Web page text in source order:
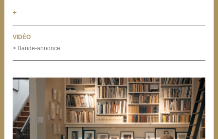
+
VIDÉO
> Bande-annonce